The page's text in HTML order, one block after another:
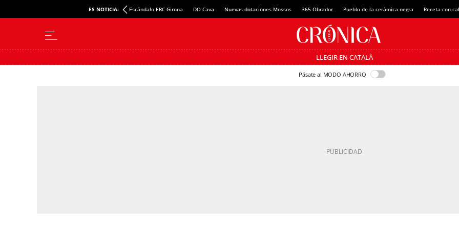
ES NOTICIA:
Promoción inmobiliaria Menorca Escándalo ERC Girona DO Cava Nuevas dotaciones Mossos 365 Obrador Pueblo de la cerámica negra Receta con
LLEGIR EN CATALÀ
Pásate al MODO AHORRO